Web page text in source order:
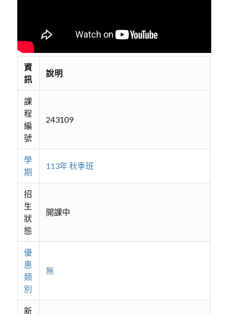
資
訊
說明
課
程
編
號
243109
學
期
113年 秋季班
招
生
狀
態
開課中
優
惠
類
別
無
新